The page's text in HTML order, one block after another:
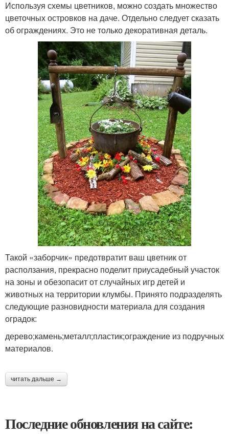
Используя схемы цветников, можно создать множество
цветочных островков на даче. Отдельно следует сказать
об ограждениях. Это не только декоративная деталь.
Такой «заборчик» предотвратит ваш цветник от
расползания, прекрасно поделит приусадебный участок
на зоны и обезопасит от случайных игр детей и
животных на территории клумбы. Принято подразделять
следующие разновидности материала для создания
оградок:
дерево;камень;металл;пластик;ограждение из подручных
материалов.
читать дальше →
Последние обновления на сайте: